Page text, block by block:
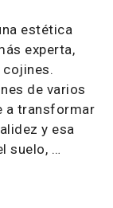
estética
experta,
de varios
a transformar
y esa
suelo, …